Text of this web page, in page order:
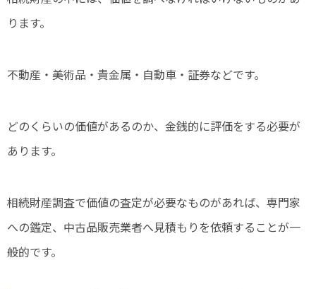
ります。
不動産・美術品・貴金属・自動車・証券などです。
どのくらいの価値があるのか、金銭的に評価をする必要が
あります。
相続財産調査で価値の査定が必要なものがあれば、専門家
への鑑定、中古品販売業者へ見積もりを依頼することが一
般的です。